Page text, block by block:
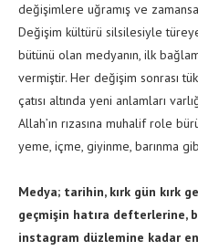
değişimlere uğramış ve
Değişim kültürü silsilesiyle
bütünü olan medyanın, ilk
vermiştir. Her değişim sonrası
çatısı altında yeni anlamları
Allah’ın rızasına muhalif role
yeme, içme, giyinme, barınma
Medya; tarihin, kırk gün kırk
geçmişin hatıra defterlerine,
instagram düzlemine kadar